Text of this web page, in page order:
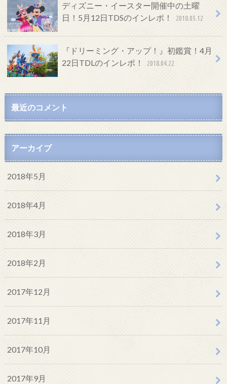
ディズニー・イースター開催中の土曜
日！5月12日TDSのインレポ！
2018.05.12
『ドリーミング・アップ！』初鑑賞！4月
22日TDLのインレポ！
2018.04.22
最近のコメント
アーカイブ
2018年5月
2018年4月
2018年3月
2018年2月
2017年12月
2017年11月
2017年10月
2017年9月